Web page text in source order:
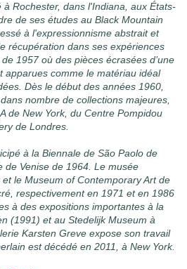
à Rochester, dans l'Indiana, aux États-
de ses études au Black Mountain
à l'expressionnisme abstrait et
récupération dans ses expériences
1957 où des pièces écrasées d’une
apparues comme le matériau idéal
Dès le début des années 1960,
nombre de collections majeures,
de New York, du Centre Pompidou
de Londres.
à la Biennale de São Paolo de
de Venise de 1964. Le musée
le Museum of Contemporary Art de
respectivement en 1971 et en 1986
à des expositions importantes à la
(1991) et au Stedelijk Museum à
Karsten Greve expose son travail
est décédé en 2011, à New York.